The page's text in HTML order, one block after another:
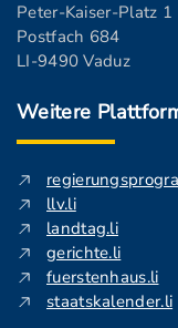
Peter-Kaiser-Platz 1
Postfach 684
LI-9490 Vaduz
Weitere
llv.li
landtag.li
gerichte.li
fuerstenhaus.li
staatskalender.li